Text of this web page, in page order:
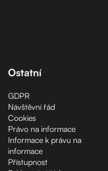
Ostatní
GDPR
Návštěvní řád
Cookies
Právo na informace
Informace k právu na
informace
Přístupnost